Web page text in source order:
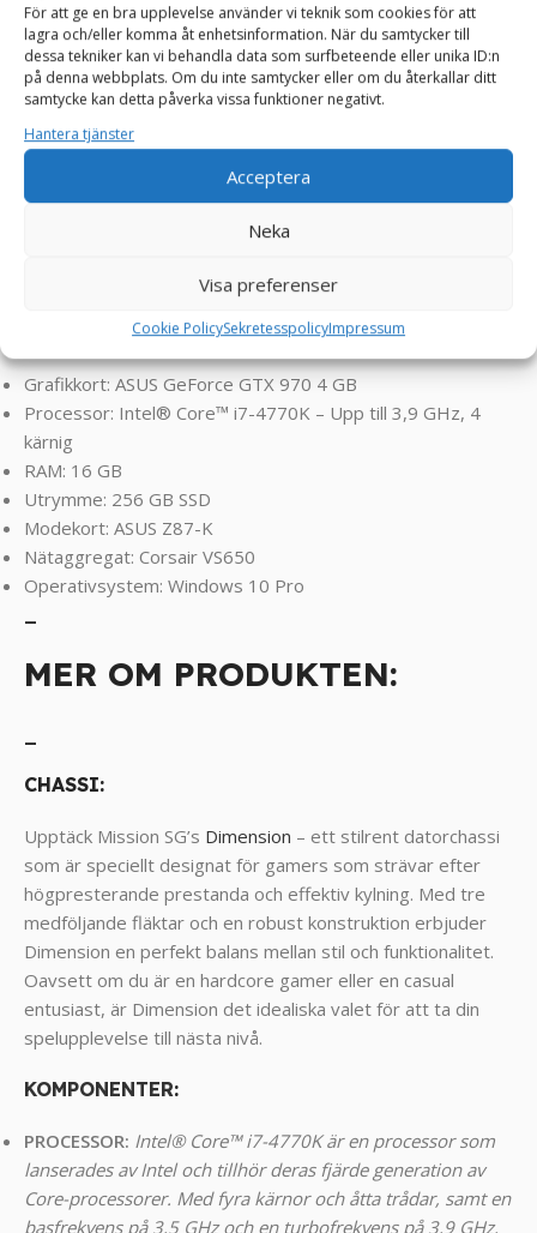
För att ge en bra upplevelse använder vi teknik som cookies för att
lagra och/eller komma åt enhetsinformation. När du samtycker till
dessa tekniker kan vi behandla data som surfbeteende eller unika ID:n
på denna webbplats. Om du inte samtycker eller om du återkallar ditt
samtycke kan detta påverka vissa funktioner negativt.
Hantera tjänster
Acceptera
Neka
Visa preferenser
Cookie PolicySekretesspolicyImpressum
matcha din personliga stil och speltema. För att säkerställa
att komponenterna håller sig svala under intensiva
spelsessioner är chassit utrustat med tre fläktar – två på
framsidan och en på baksidan – vilket ger en utmärkt
luftcirkulation.”
Klarar spel som Palworld, FarCry, Assasin’s Creed,
Valorant, PUBG, Rocket League, Roblox, Minecraft, GTA,
Overwatch , Battlefield, Left 4 Dead, Sims osv ! ! !
SPECIFIKATIONER:
Grafikkort: ASUS GeForce GTX 970 4 GB
Processor: Intel® Core™ i7-4770K – Upp till 3,9 GHz, 4
kärnig
RAM: 16 GB
Utrymme: 256 GB SSD
Modekort: ASUS Z87-K
Nätaggregat: Corsair VS650
Operativsystem: Windows 10 Pro
MER OM PRODUKTEN:
CHASSI:
Upptäck Mission SG’s Dimension – ett stilrent datorchassi
som är speciellt designat för gamers som strävar efter
högpresterande prestanda och effektiv kylning. Med tre
medföljande fläktar och en robust konstruktion erbjuder
Dimension en perfekt balans mellan stil och funktionalitet.
Oavsett om du är en hardcore gamer eller en casual
entusiast, är Dimension det idealiska valet för att ta din
spelupplevelse till nästa nivå.
KOMPONENTER:
PROCESSOR: Intel® Core™ i7-4770K är en processor som
lanserades av Intel och tillhör deras fjärde generation av
Core-processorer. Med fyra kärnor och åtta trådar, samt en
basfrekvens på 3,5 GHz och en turbofrekvens på 3,9 GHz,